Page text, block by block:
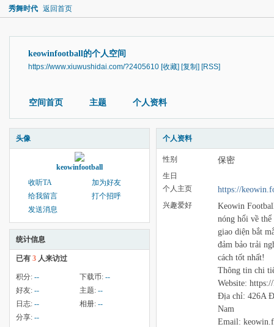
秀舞时代 返回首页
keowinfootball的个人空间
https://www.xiuwushidai.com/?2405610 [收藏] [复制] [RSS]
空间首页 主题 个人资料
头像
keowinfootball
收听TA
加为好友
给我留言
打个招呼
发送消息
统计信息
已有 3 人来访过
积分: -- 下载币: --
好友: -- 主题: --
日志: -- 相册: --
分享: --
个人资料
性别 保密
生日
个人主页
https://
兴趣爱好
Keowin
nóng hổi về
giao diện bắt
đảm bảo trải
cách tốt nhất!
Thông tin chi
Website:
Địa chỉ: 426A
Nam
Email: